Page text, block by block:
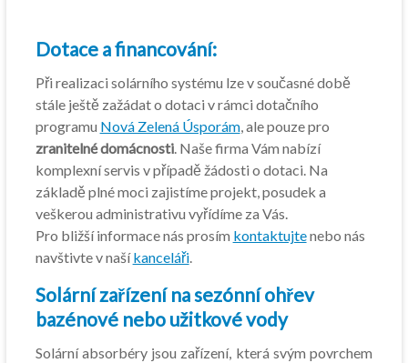
Dotace a financování:
Při realizaci solárního systému lze v současné době
stále ještě zažádat o dotaci v rámci dotačního
programu Nová Zelená Úsporám, ale pouze pro
zranitelné domácnosti. Naše firma Vám nabízí
komplexní servis v případě žádosti o dotaci. Na
základě plné moci zajistíme projekt, posudek a
veškerou administrativu vyřídíme za Vás.
Pro bližší informace nás prosím kontaktujtenebo nás
navštivte v našíkanceláři.
Solární zařízení na sezónní ohřev
bazénové nebo užitkové vody
Solární absorbéry jsou zařízení, která svým povrchem